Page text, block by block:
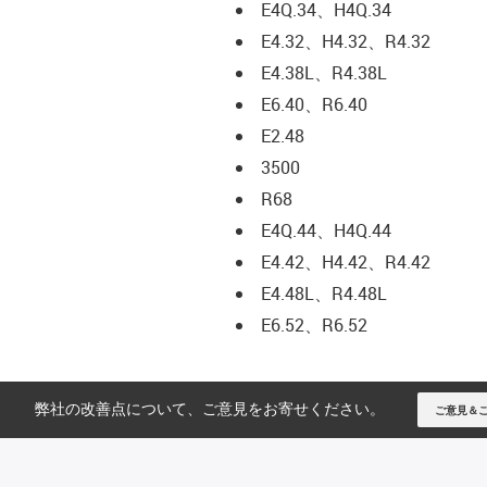
E4Q.34、H4Q.34
E4.32、H4.32、R4.32
E4.38L、R4.38L
E6.40、R6.40
E2.48
3500
R68
E4Q.44、H4Q.44
E4.42、H4.42、R4.42
E4.48L、R4.48L
E6.52、R6.52
弊社の改善点について、ご意見をお寄せください。 ご意見＆